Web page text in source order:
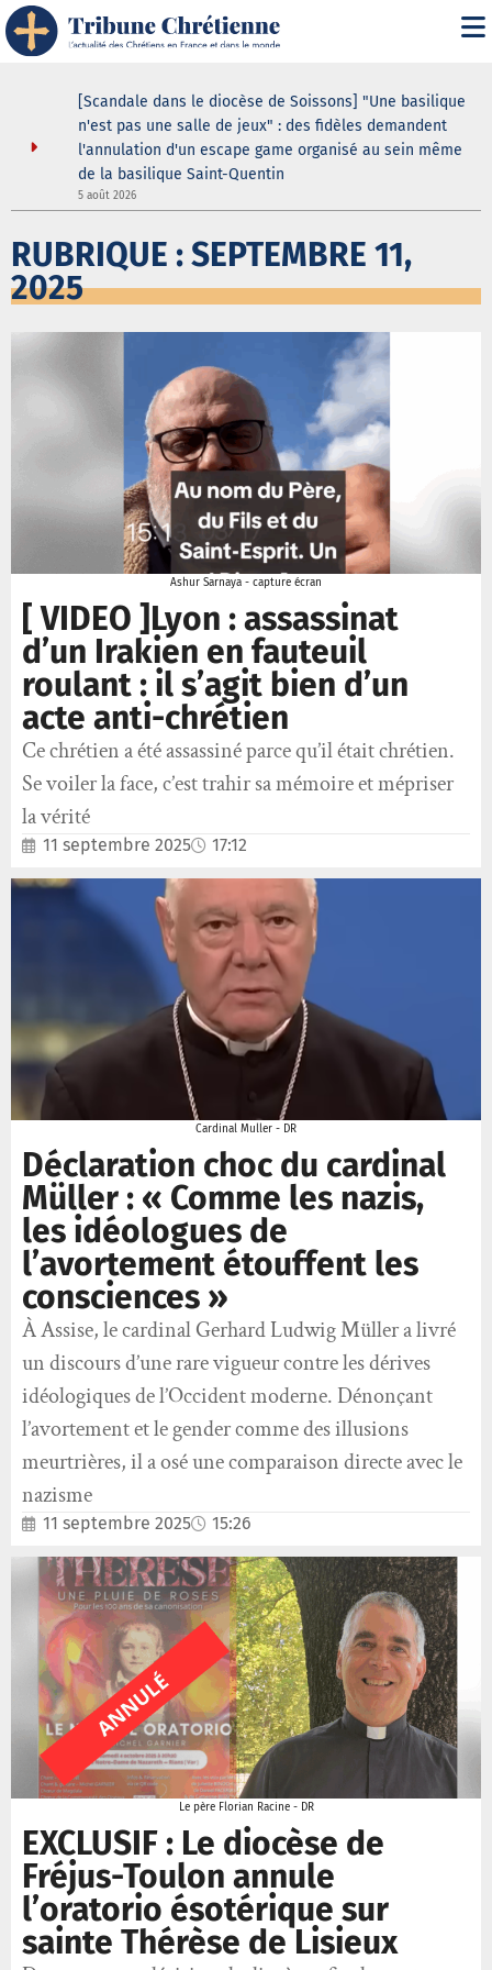
[Scandale dans le diocèse de Soissons] "Une basilique
n'est pas une salle de jeux" : des fidèles demandent
l'annulation d'un escape game organisé au sein même
de la basilique Saint-Quentin
5 août 2026
RUBRIQUE : SEPTEMBRE 11,
2025
Ashur Sarnaya - capture écran
[ VIDEO ]Lyon : assassinat
d’un Irakien en fauteuil
roulant : il s’agit bien d’un
acte anti-chrétien
Ce chrétien a été assassiné parce qu’il était chrétien.
Se voiler la face, c’est trahir sa mémoire et mépriser
la vérité
11 septembre 2025 17:12
Cardinal Muller - DR
Déclaration choc du cardinal
Müller : « Comme les nazis,
les idéologues de
l’avortement étouffent les
consciences »
À Assise, le cardinal Gerhard Ludwig Müller a livré
un discours d’une rare vigueur contre les dérives
idéologiques de l’Occident moderne. Dénonçant
l’avortement et le gender comme des illusions
meurtrières, il a osé une comparaison directe avec le
nazisme
11 septembre 2025 15:26
Le père Florian Racine - DR
EXCLUSIF : Le diocèse de
Fréjus-Toulon annule
l’oratorio ésotérique sur
sainte Thérèse de Lisieux